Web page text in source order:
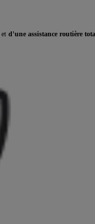
et d'une assistance routière